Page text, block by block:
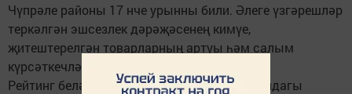
Чүпрәле районы 17 нче урынны били. Әлеге үзгәрешләр
теркәлгән эшсезлек дәрәҗәсенең кимүе,
җитештерелгән товарларның артуы һәм салым
күрсәткечләрнең яхшыруына бәйле.
Рейтинг белән тулырак министрлык сайтындагы